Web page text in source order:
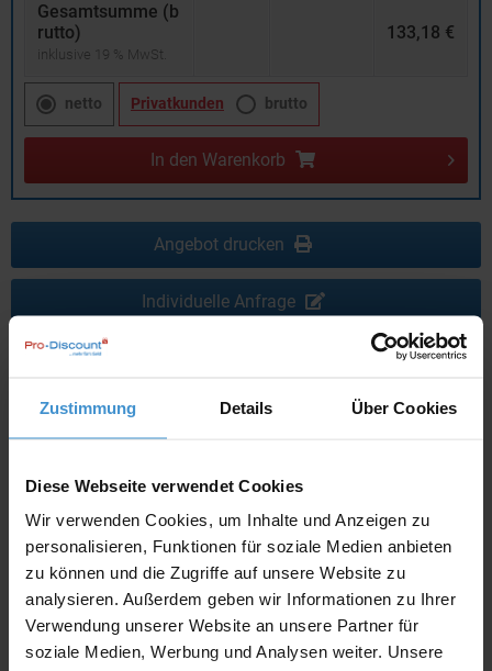
Zustimmung Details Über Cookies
Diese Webseite verwendet Cookies
Wir verwenden Cookies, um Inhalte und Anzeigen zu
personalisieren, Funktionen für soziale Medien anbieten
zu können und die Zugriffe auf unsere Website zu
analysieren. Außerdem geben wir Informationen zu Ihrer
Verwendung unserer Website an unsere Partner für
soziale Medien, Werbung und Analysen weiter. Unsere
Gesamtsumme (b
rutto)
inklusive 19 % MwSt.
133,18 €
netto Privatkunden brutto
In den Warenkorb
Angebot drucken
Individuelle Anfrage
Artikel mit Werbeanbringung: ca. 10 Werktage
der Produktion:
Artikel ohne Werbeanbringung: ca. 3 - 5 Werktage
Muster: ca. 3 - 5 Werktage